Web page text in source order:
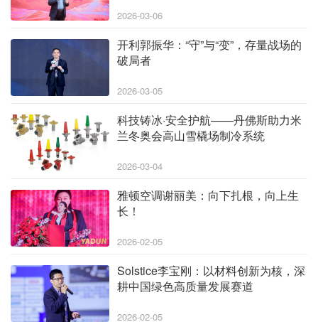
2026-03-06
开利郭振华：“守”与“变”，存量战场的
破局者
2026-03-05
科技铸冰·安全护航——丹佛斯助力米
兰冬奥会高山雪橇场制冷系统
2026-03-04
雅顿空调谢丽美：向下扎根，向上生
长！
2026-02-05
Solstice李宝刚：以材料创新为核，深
耕中国绿色高质量发展赛道
2026-02-05